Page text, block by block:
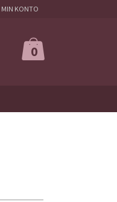
MIN KONTO
0